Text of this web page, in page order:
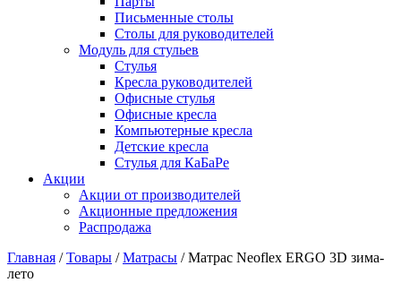
Письменные столы
Столы для руководителей
Модуль для стульев
Стулья
Кресла руководителей
Офисные стулья
Офисные кресла
Компьютерные кресла
Детские кресла
Стулья для КаБаРе
Акции
Акции от производителей
Акционные предложения
Распродажа
Главная /Товары /Матрасы / Матрас Neoflex ERGO 3D зима-
лето